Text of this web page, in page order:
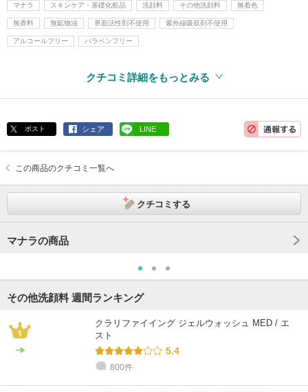
マナラ スキンケア・基礎化粧品 洗顔料 その他洗顔料 無着色
無香料 無鉱物油 界面活性剤不使用 紫外線吸収剤不使用
アルコールフリー パラベンフリー
クチコミ詳細をもっとみる
ポスト シェア LINE
この商品のクチコミ一覧へ
クチコミする
マナラの商品
その他洗顔料 週間ランキング
クラリファイイング ジェルウォッシュ MED / エ
スト
5.4
800件